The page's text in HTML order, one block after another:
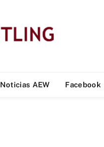
Noticias AEW Facebook